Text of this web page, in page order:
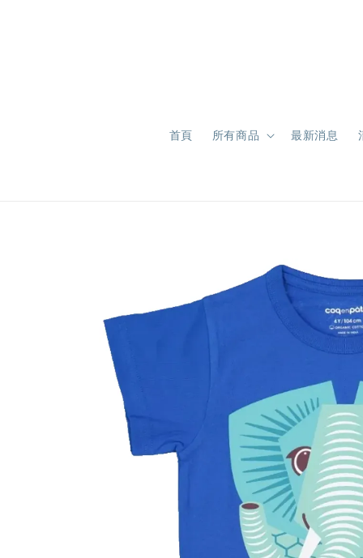
首頁 所有商品 最新消息